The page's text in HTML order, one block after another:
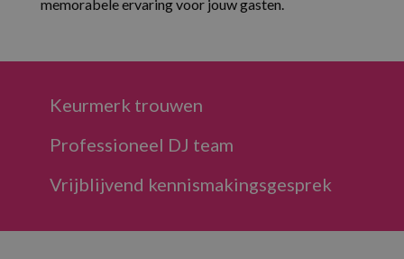
memorabele ervaring voor jouw gasten.
Keurmerk trouwen
Professioneel DJ team
Vrijblijvend kennismakingsgesprek